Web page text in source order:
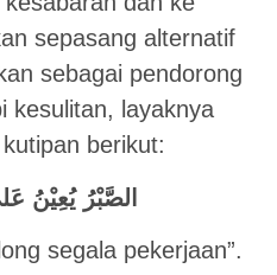
sepasang alternatif
sebagai pendorong
kesulitan, layaknya
berikut:
الصَّبْرُ يُعِيْنُ
segala pekerjaan”.